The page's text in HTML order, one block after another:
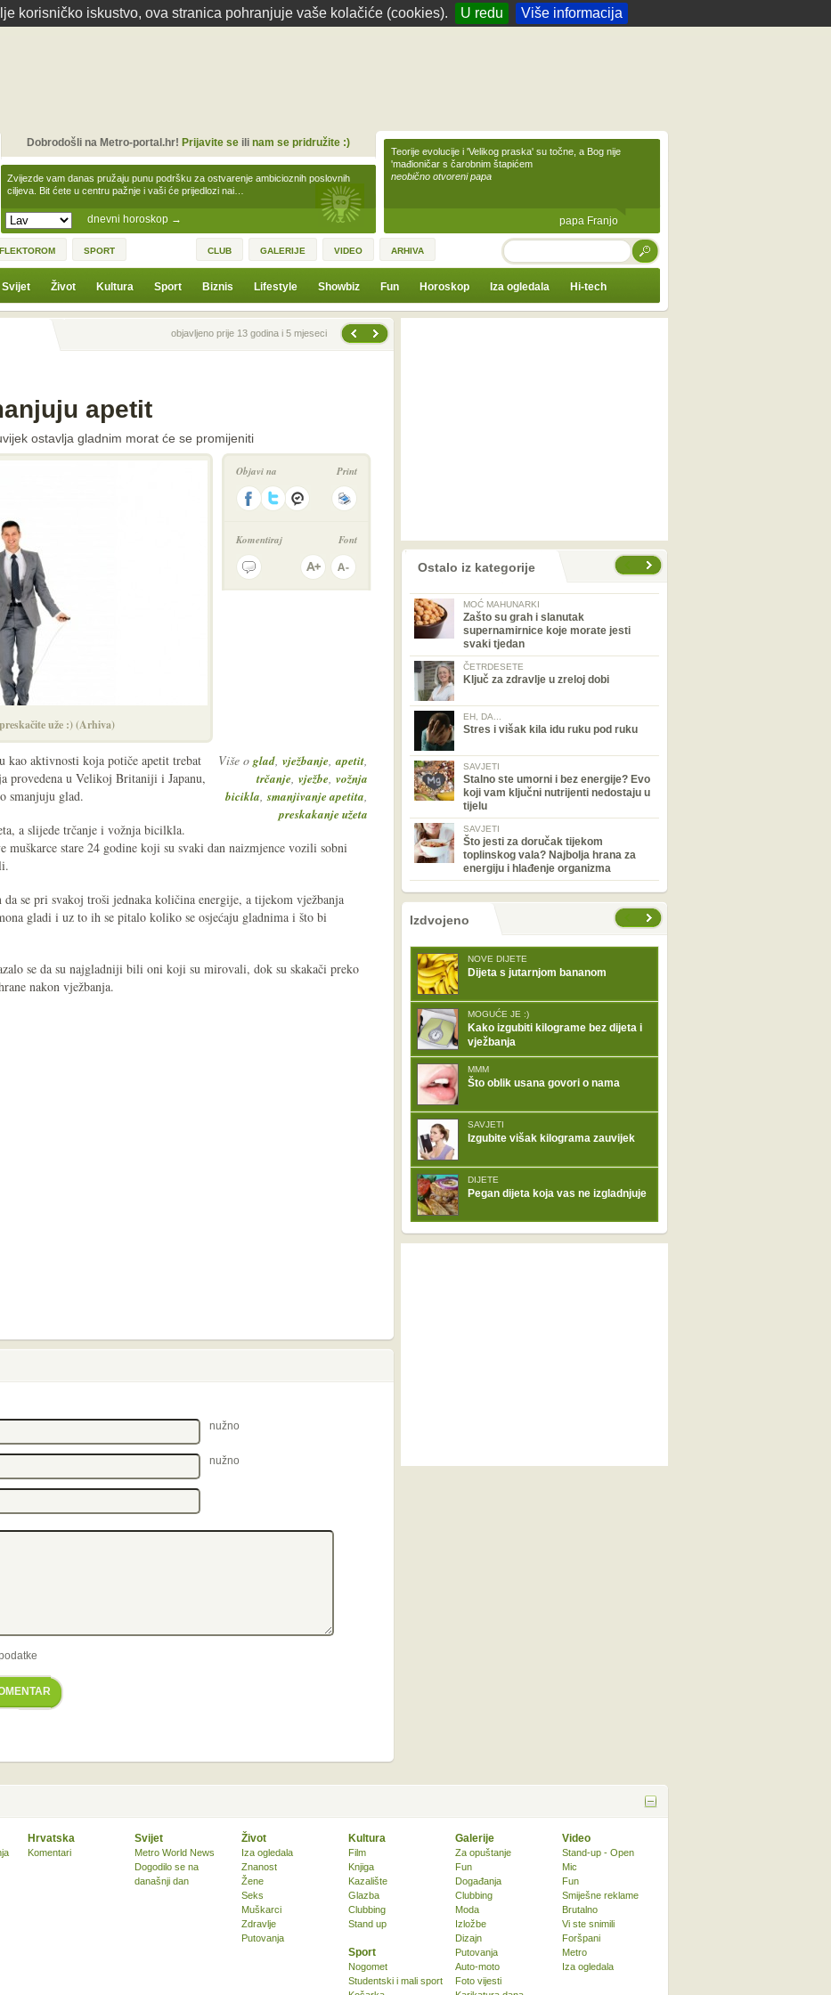
korisničko iskustvo, ova stranica pohranjuje vaše kolačiće (cookies). U redu Više informacija
dnevni horoskop →
Zvijezde vam danas pružaju punu podršku za ostvarenje ambicioznih poslovnih
ciljeva. Bit ćete u centru pažnje i vaši će prijedlozi nai…
Dobrodošli na Metro-portal.hr! Prijavite seili nam se pridružite :)
Teorije evolucije i 'Velikog praska' su točne, a Bog nije
'mađioničar s čarobnim štapićem
neobično otvoreni papa
papa Franjo
SPORT CLUB GALERIJE VIDEO ARHIVA TRAŽI
Svijet Život Kultura Sport Biznis Lifestyle Showbiz Fun Horoskop Iza ogledala Hi-tech
Prethodna vijestobjavljeno prije 13 godina i 5 mjeseci
apetit
ostavlja gladnim morat će se promijeniti
uže :) (Arhiva)
Objavi na Print
Komentiraj Font
Više o glad, vježbanje,apetit,
trčanje, vježbe, vožnja
bicikla,smanjivanje apetita,
preskakanje užeta
kao aktivnosti koja potiče apetit trebat
provedena u Velikoj Britaniji i Japanu,
smanjuju glad.
a slijede trčanje i vožnja bicilkla.
muškarce stare 24 godine koji su svaki dan naizmjence vozili sobni
se pri svakoj troši jednaka količina energije, a tijekom vježbanja
gladi i uz to ih se pitalo koliko se osjećaju gladnima i što bi
se da su najgladniji bili oni koji su mirovali, dok su skakači preko
nakon vježbanja.
nužno
nužno
prethodno Ostalo iz kategorije
MOĆ MAHUNARKI
Zašto su grah i slanutak
supernamirnice koje morate jesti
svaki tjedan
ČETRDESETE
Ključ za zdravlje u zreloj dobi
EH, DA...
Stres i višak kila idu ruku pod ruku
SAVJETI
Stalno ste umorni i bez energije? Evo
koji vam ključni nutrijenti nedostaju u
tijelu
SAVJETI
Što jesti za doručak tijekom
toplinskog vala? Najbolja hrana za
energiju i hlađenje organizma
nema prethodne stranice
sljedećeIzdvojeno
NOVE DIJETE
Dijeta s jutarnjom bananom
MOGUĆE JE :)
Kako izgubiti kilograme bez dijeta i
vježbanja
MMM
Što oblik usana govori o nama
SAVJETI
Izgubite višak kilograma zauvijek
DIJETE
Pegan dijeta koja vas ne izgladnjuje
Hrvatska
Komentari
Svijet
Metro World News
Dogodilo se na
današnji dan
Život
Iza ogledala
Znanost
Žene
Seks
Muškarci
Zdravlje
Putovanja
Kultura
Film
Knjiga
Kazalište
Glazba
Clubbing
Stand up
Sport
Nogomet
Studentski i mali sport
Galerije
Za opuštanje
Fun
Događanja
Clubbing
Moda
Izložbe
Dizajn
Putovanja
Auto-moto
Foto vijesti
Video
Stand-up - Open
Mic
Fun
Smiješne reklame
Brutalno
Vi ste snimili
Foršpani
Metro
Iza ogledala